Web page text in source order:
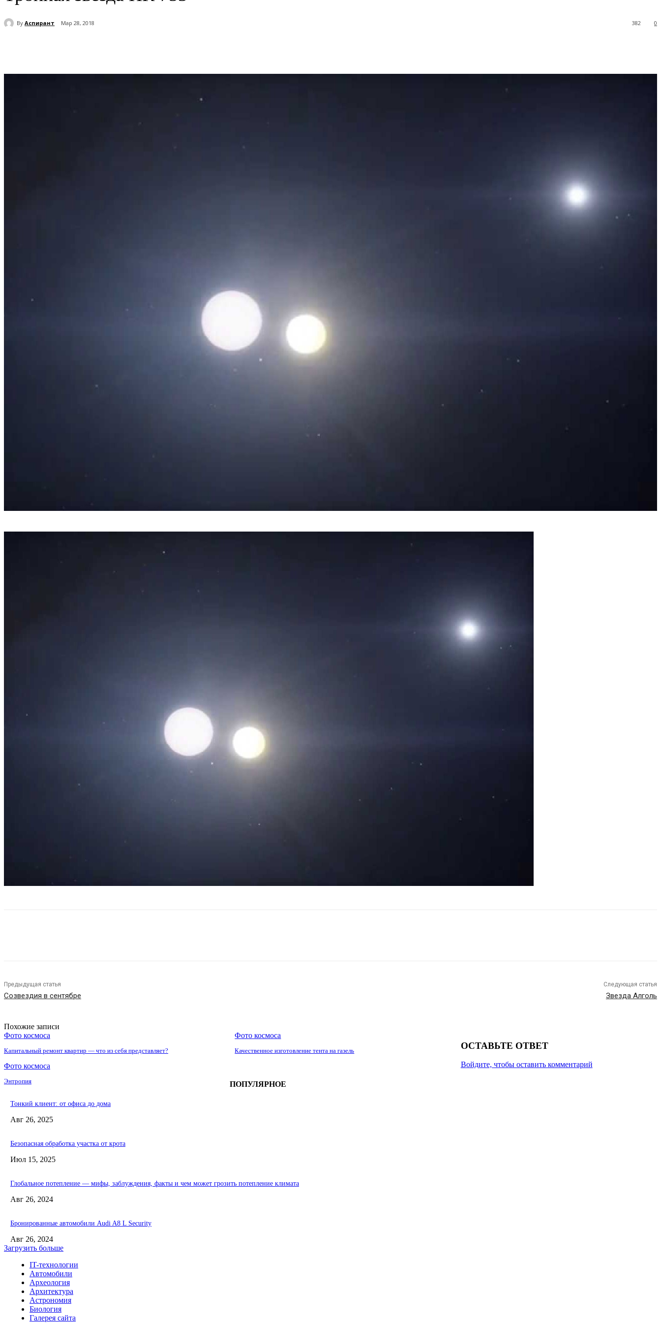
By Аспирант Мар 28, 2018 0
382
Предыдущая статья
Созвездия в сентябре
Следующая статья
Звезда Алголь
Похожие записи
Фото космоса
Капитальный ремонт квартир — что из себя представляет?
Фото космоса
Качественное изготовление тента на газель
Фото космоса
Энтропия
ОСТАВЬТЕ ОТВЕТ
Войдите, чтобы оставить комментарий
ПОПУЛЯРНОЕ
Тонкий клиент: от офиса до дома
Авг 26, 2025
Безопасная обработка участка от крота
Июл 15, 2025
Глобальное потепление — мифы, заблуждения, факты и чем может грозить потепление климата
Авг 26, 2024
Бронированные автомобили Audi A8 L Security
Авг 26, 2024
Загрузить больше
IT-технологии
Автомобили
Археология
Архитектура
Астрономия
Биология
Галерея сайта